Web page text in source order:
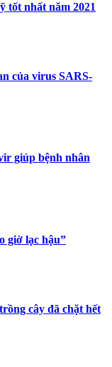
tốt nhất năm 2021
của virus SARS-
giúp bệnh nhân
giờ lạc hậu”
cây đã chặt hết